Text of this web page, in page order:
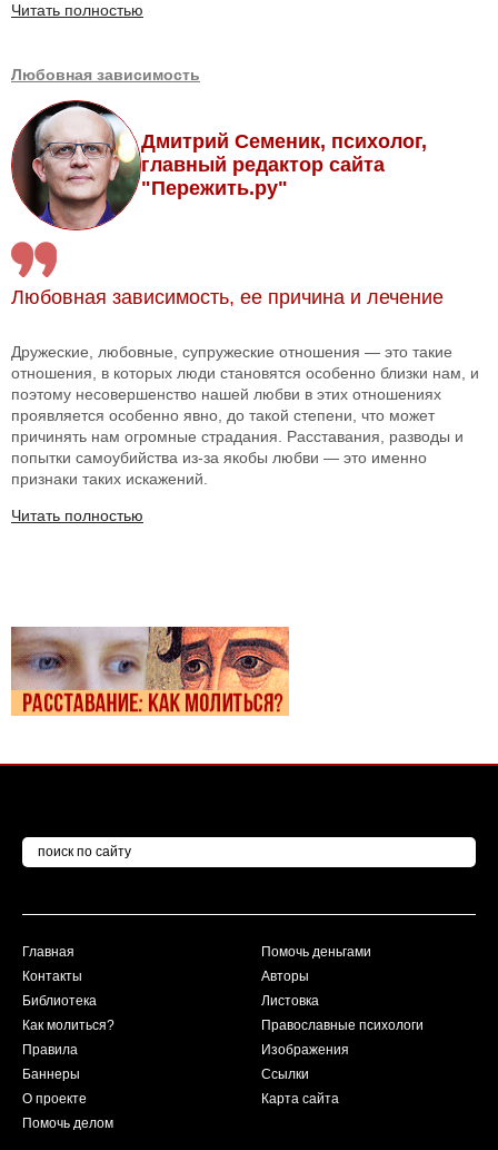
Читать полностью
Любовная зависимость
Дмитрий Семеник, психолог,
главный редактор сайта
"Пережить.ру"
Любовная зависимость, ее причина и лечение
Дружеские, любовные, супружеские отношения — это такие
отношения, в которых люди становятся особенно близки нам, и
поэтому несовершенство нашей любви в этих отношениях
проявляется особенно явно, до такой степени, что может
причинять нам огромные страдания. Расставания, разводы и
попытки самоубийства из-за якобы любви — это именно
признаки таких искажений.
Читать полностью
Главная
Контакты
Библиотека
Как молиться?
Правила
Баннеры
О проекте
Помочь делом
Помочь деньгами
Авторы
Листовка
Православные психологи
Изображения
Ссылки
Карта сайта